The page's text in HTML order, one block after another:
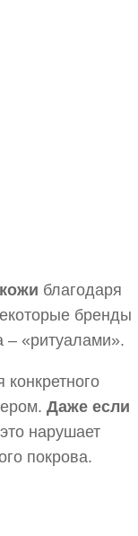
благодаря
бренды
«ритуалами».
Даже если
нарушает
покрова.